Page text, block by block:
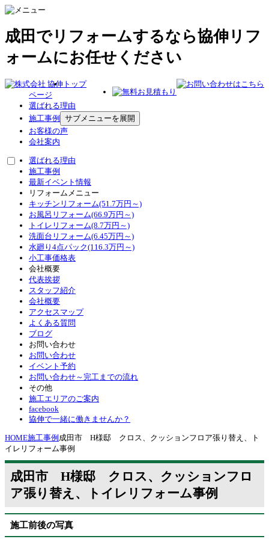
成田でリフォームするなら協伸リフ
ォームにお任せください
トップ
ページ
選ばれる理由
施工事例
サブメニューを展開
お客様の声
会社案内
選ばれる理由
施工事例
最新イベント情報
リフォームメニュー
キッチンリフォーム(51.7万円～)
お風呂リフォーム(66.9万円～)
トイレリフォーム(8.7万円～)
洗面台リフォーム(6.45万円～)
水廻り4点パック(116.3万円～)
小工事価格表
会社概要
代表挨拶
スタッフ紹介
会社概要
アクセスマップ
よくある質問
ブログ
お問い合わせ
お問い合わせ
イベント予約
お問い合わせ～完工までの流れ
その他
施工エリアのご案内
facebook
協伸で一緒に働きませんか？
HOME施工事例 成田市 H様邸 クロス、クッションフロア張り替え、ト
イレリフォーム事例
成田市 H様邸 クロス、クッションフロ
ア張り替え、トイレリフォーム事例
施工前後の写真